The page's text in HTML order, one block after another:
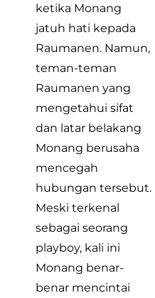
ketika Monang
jatuh hati kepada
Raumanen. Namun,
teman-teman
Raumanen yang
mengetahui sifat
dan latar belakang
Monang berusaha
mencegah
hubungan tersebut.
Meski terkenal
sebagai seorang
playboy, kali ini
Monang benar-
benar mencintai